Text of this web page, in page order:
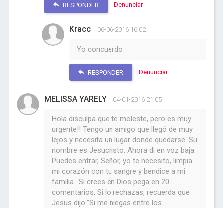
RESPONDER Denunciar
Kracc 06-06-2016 16:02
Yo concuerdo
RESPONDER Denunciar
MELISSA YARELY 04-01-2016 21:05
Hola disculpa que te moleste, pero es muy
urgente!! Tengo un amigo que llegó de muy
lejos y necesita un lugar donde quedarse. Su
nombre es Jesucristo. Ahora di en voz baja:
Puedes entrar, Señor, yo te necesito, limpia
mi corazón con tu sangre y bendice a mi
familia.. Si crees en Dios pega en 20
comentarios. Si lo rechazas, recuerda que
Jesus dijo:"Si me niegas entre los